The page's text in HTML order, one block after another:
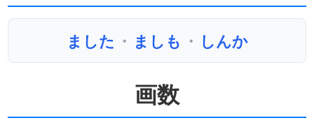
ました ・ ましも ・ しんか
画数